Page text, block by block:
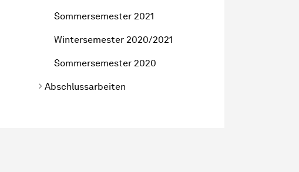
Sommersemester 2021
Wintersemester 2020/2021
Sommersemester 2020
Abschlussarbeiten